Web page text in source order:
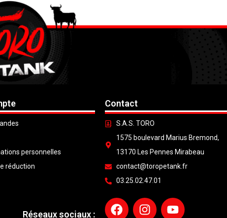
personnelles
réduction
Contact
S.A.S. TORO
1575 boulevard Marius Bremond,
13170 Les Pennes Mirabeau
contact@toropetank.fr
03.25.02.47.01
Réseaux sociaux :